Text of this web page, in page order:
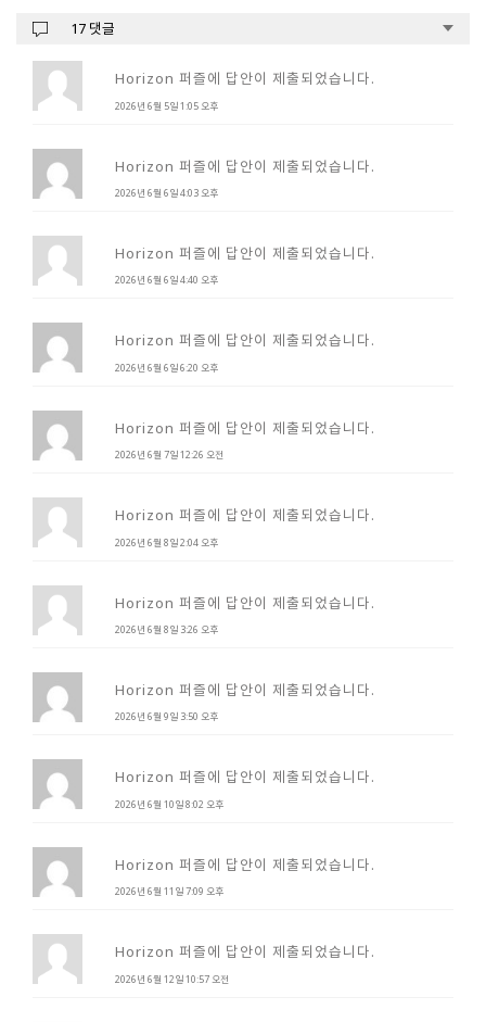
17 댓글
2026년 6월 5일 1:05 오후
Horizon 퍼즐에 답안이 제출되었습니다.
2026년 6월 6일 4:03 오후
Horizon 퍼즐에 답안이 제출되었습니다.
2026년 6월 6일 4:40 오후
Horizon 퍼즐에 답안이 제출되었습니다.
2026년 6월 6일 6:20 오후
Horizon 퍼즐에 답안이 제출되었습니다.
2026년 6월 7일 12:26 오전
Horizon 퍼즐에 답안이 제출되었습니다.
2026년 6월 8일 2:04 오후
Horizon 퍼즐에 답안이 제출되었습니다.
2026년 6월 8일 3:26 오후
Horizon 퍼즐에 답안이 제출되었습니다.
2026년 6월 9일 3:50 오후
Horizon 퍼즐에 답안이 제출되었습니다.
2026년 6월 10일 8:02 오후
Horizon 퍼즐에 답안이 제출되었습니다.
2026년 6월 11일 7:09 오후
Horizon 퍼즐에 답안이 제출되었습니다.
2026년 6월 12일 10:57 오전
Horizon 퍼즐에 답안이 제출되었습니다.